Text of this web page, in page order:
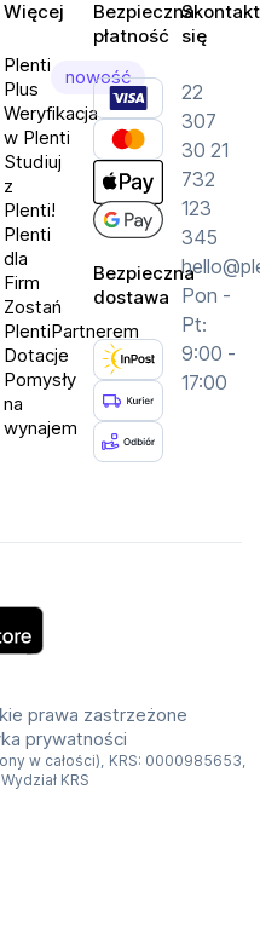
Więcej
Plenti
Plus
nowość
Weryfikacja
w Plenti
Studiuj
z
Plenti!
Plenti
dla
Firm
Zostań
PlentiPartnerem
Dotacje
Pomysły
na
wynajem
Bezpieczna
płatność
Bezpieczna
dostawa
się
22
307
30 21
732
123
345
Pon -
Pt:
9:00 -
17:00
prawa zastrzeżone
prywatności
w całości), KRS: 0000985653,
KRS